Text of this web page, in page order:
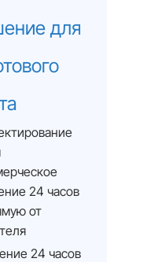
для
24 часов
от
24 часов